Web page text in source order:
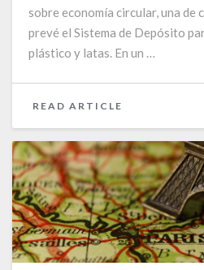
en
los
hogares
sobre economía circular, una de
prevé el Sistema de Depósito
plástico y latas. En un …
READ ARTICLE